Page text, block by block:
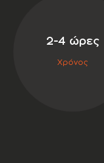
2-4 ώρες
Χρόνος